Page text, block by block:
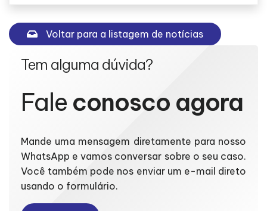
Voltar para a listagem de notícias
Tem alguma dúvida?
Fale conosco agora
Mande uma mensagem diretamente para nosso
WhatsApp e vamos conversar sobre o seu caso.
Você também pode nos enviar um e-mail direto
usando o formulário.